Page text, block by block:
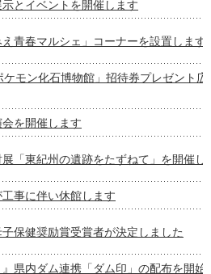
示とイベントを開催します
青春マルシェ」コーナーを設置します
モン化石博物館」招待券プレゼント
を開催します
「東紀州の遺跡をたずねて」を開催し
事に伴い休館します
保健奨励賞受賞者が決定しました
』県内ダム連携「ダム印」の配布を開始